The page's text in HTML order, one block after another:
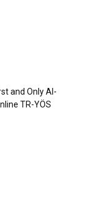
and Only AI-
TR-YÖS